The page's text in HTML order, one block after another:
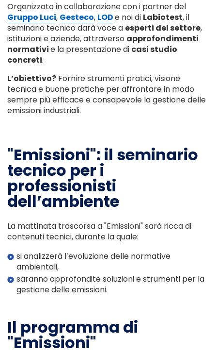
Organizzato in collaborazione con i partner del
Gruppo Luci, Gesteco, LODe noi di Labiotest, il
seminario tecnico darà voce a esperti del settore,
istituzioni e aziende, attraverso approfondimenti
normativie la presentazione di casi studio
concreti.
L’obiettivo? Fornire strumenti pratici, visione
tecnica e buone pratiche per affrontare in modo
sempre più efficace e consapevole la gestione delle
emissioni industriali.
"Emissioni": il seminario
tecnico per i
professionisti
dell’ambiente
La mattinata trascorsa a "Emissioni" sarà ricca di
contenuti tecnici, durante la quale:
si analizzerà l’evoluzione delle normative
ambientali,
saranno approfondite soluzioni e strumenti per la
gestione delle emissioni.
Il programma di
"Emissioni"